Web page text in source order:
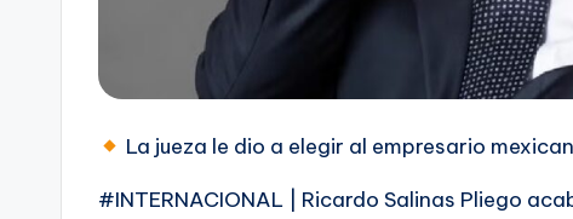
La jueza le dio a elegir al empresario
#INTERNACIONAL | Ricardo Salinas Pliego